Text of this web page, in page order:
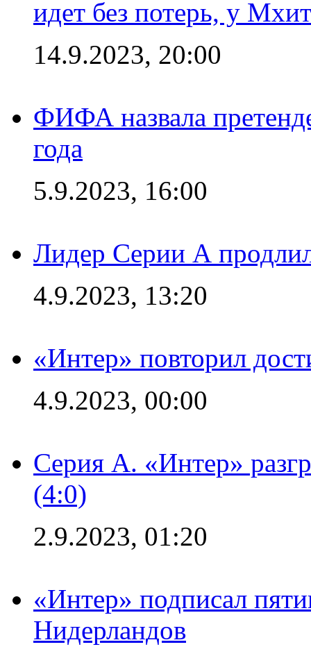
идет без потерь, у
14.9.2023, 20:00
ФИФА назвала
года
5.9.2023, 16:00
Лидер Серии А
4.9.2023, 13:20
«Интер» повторил
4.9.2023, 00:00
Серия А. «Интер»
(4:0)
2.9.2023, 01:20
«Интер» подписал
Нидерландов